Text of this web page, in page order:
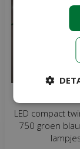
LED compact
750 groen